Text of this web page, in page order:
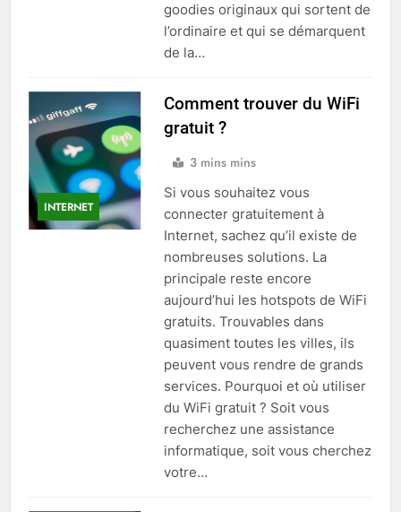
goodies originaux qui sortent de
l’ordinaire et qui se démarquent
de la…
INTERNET
Comment trouver du WiFi
gratuit ?
3 mins mins
Si vous souhaitez vous
connecter gratuitement à
Internet, sachez qu’il existe de
nombreuses solutions. La
principale reste encore
aujourd’hui les hotspots de WiFi
gratuits. Trouvables dans
quasiment toutes les villes, ils
peuvent vous rendre de grands
services. Pourquoi et où utiliser
du WiFi gratuit ? Soit vous
recherchez une assistance
informatique, soit vous cherchez
votre…